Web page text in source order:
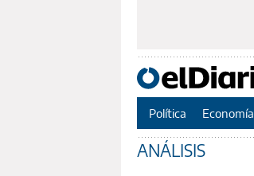
Política Economía
ANÁLISIS